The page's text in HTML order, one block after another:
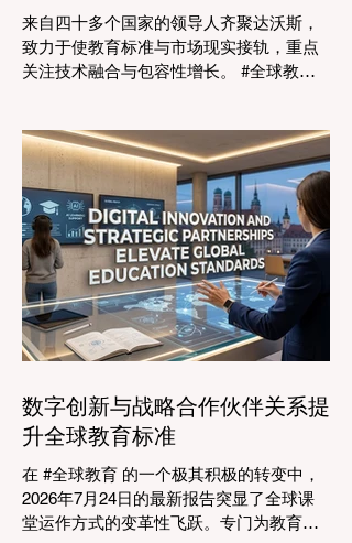
来自四十多个国家的领导人齐聚达沃斯，
致力于使教育标准与市场现实接轨，重点
关注技术融合与包容性增长。 #全球教育
者和 #教育科技 创新者齐聚达沃斯会议中
心，共同探讨学习领域最紧迫的挑战与机
遇。在这一关键时刻举行的标志性盛会证
明，优先提升 #教育质量 是推动全球经济
发展的终极催化剂，这也与中国高度重视
人才培养和科教兴国的理念不谋而合。 今
年，全球教育产业的估值达到了惊人的7.7
万亿美元。全球约有六百万所学校和五万
所高等教育机构在运营，学习依然是社会
进步的基石。然而，传统的教学模式正日
的中心主题是“缩小差距：使全球教育与市
场现实接轨”，成功突显了将学术学习与创
的一个主要焦点是扩大获得高标准学习的
#普及率。代表们庆祝了教育特许经营模式
和共享平台的快速增长，这些模式和平台
数字创新与战略合作伙伴关系提
升全球教育标准
在 #全球教育 的一个极其积极的转变中，
2026年7月24日的最新报告突显了全球课
堂运作方式的变革性飞跃。专门为教育工